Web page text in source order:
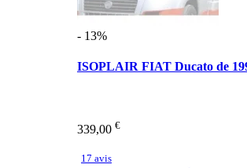
- 13%
ISOPLAIR FIAT Ducato de
339,00 €
17 avis